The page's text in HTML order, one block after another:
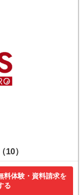
10）
料体験・資料請求を
る